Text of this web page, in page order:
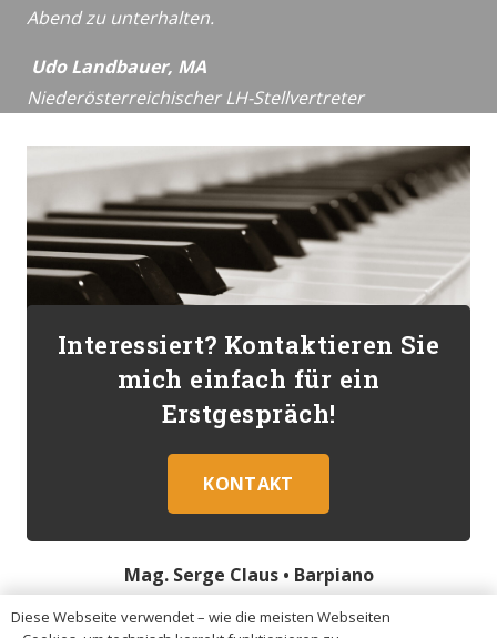
Abend zu unterhalten.
Udo Landbauer, MA
Niederösterreichischer LH-Stellvertreter
Interessiert? Kontaktieren Sie
mich einfach für ein
Erstgespräch!
KONTAKT
Mag. Serge Claus • Barpiano
Diese Webseite verwendet – wie die meisten Webseiten